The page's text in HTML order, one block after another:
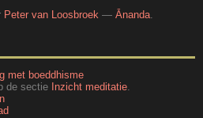
Peter van Loosbroek — Ānanda
met boeddhisme
de sectie Inzicht meditatie.